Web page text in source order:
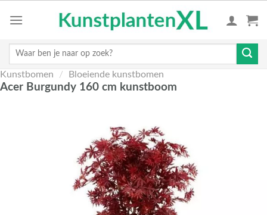
Zoeken
Kunstbomen / Bloeiende kunstbomen
Acer Burgundy 160 cm kunstboom